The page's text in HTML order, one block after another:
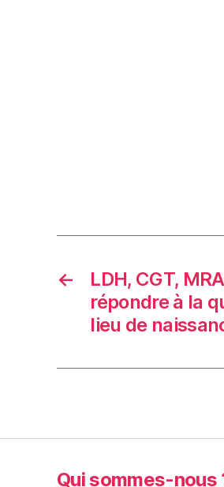
←
LDH, CGT,
répondre à la
lieu de
Qui sommes-nous